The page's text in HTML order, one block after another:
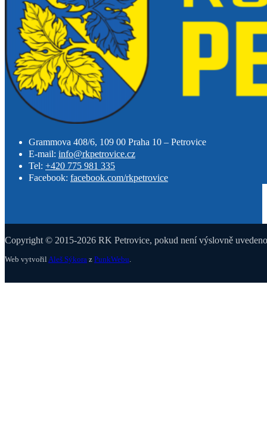
Grammova 408/6, 109 00 Praha 10 – Petrovice
E-mail: info@rkpetrovice.cz
Tel: +420 775 981 335
Facebook: facebook.com/rkpetrovice
Copyright © 2015-2026 RK Petrovice, pokud není výslovně
Web vytvořil Aleš Sýkora z PunkWebu